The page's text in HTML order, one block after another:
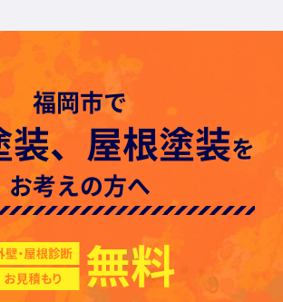
福岡市で
装、屋根塗装を
お考えの方へ